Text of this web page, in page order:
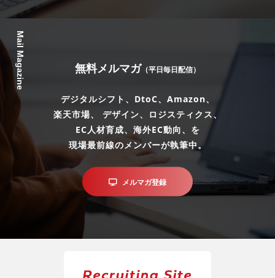
Mail Magazine 無料メルマガ （平日毎日配信）
デジタルシフト、DtoC、Amazon、
楽天市場、 デザイン、ロジスティクス、
EC人材育成、海外EC動向、を
現場最前線のメンバーが執筆中。
メルマガ登録